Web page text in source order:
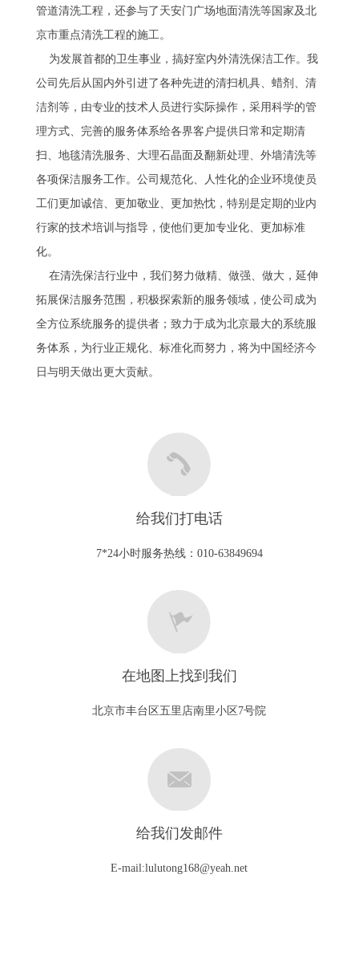
管道清洗工程，还参与了天安门广场地面清洗等国家及北
京市重点清洗工程的施工。
为发展首都的卫生事业，搞好室内外清洗保洁工作。我
公司先后从国内外引进了各种先进的清扫机具、蜡剂、清
洁剂等，由专业的技术人员进行实际操作，采用科学的管
理方式、完善的服务体系给各界客户提供日常和定期清
扫、地毯清洗服务、大理石晶面及翻新处理、外墙清洗等
各项保洁服务工作。公司规范化、人性化的企业环境使员
工们更加诚信、更加敬业、更加热忱，特别是定期的业内
行家的技术培训与指导，使他们更加专业化、更加标准
化。
在清洗保洁行业中，我们努力做精、做强、做大，延伸
拓展保洁服务范围，积极探索新的服务领域，使公司成为
全方位系统服务的提供者；致力于成为北京最大的系统服
务体系，为行业正规化、标准化而努力，将为中国经济今
日与明天做出更大贡献。
给我们打电话
7*24小时服务热线：010-63849694
在地图上找到我们
北京市丰台区五里店南里小区7号院
给我们发邮件
E-mail:lulutong168@yeah.net